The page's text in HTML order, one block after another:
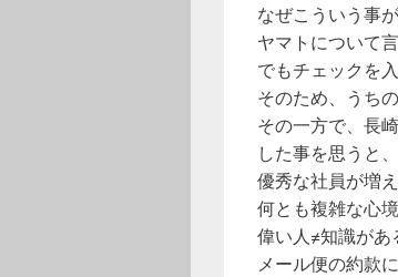
なぜこういう事
ヤマトについて
でもチェックを
そのため、うち
その一方で、長
した事を思うと
優秀な社員が増
何とも複雑な心
偉い人≠知識があ
メール便の約款